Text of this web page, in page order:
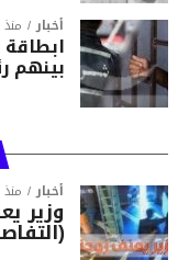
أخبار
بينهم
أخبار
وزير